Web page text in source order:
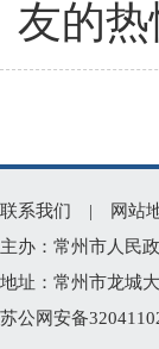
联系我们 | 网站
主办：常州市人民
地址：常州市龙城
苏公网安备